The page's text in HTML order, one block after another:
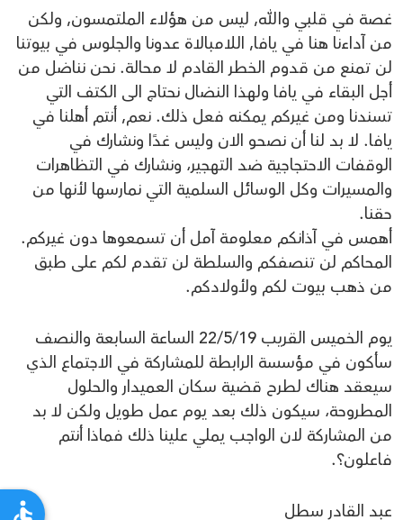
غصة في قلبي والله, ليس من هؤلاء الملتمسون, ولكن
من آداءنا هنا في يافا, اللامبالاة عدونا والجلوس في بيوتنا
لن تمنع من قدوم الخطر القادم لا محالة. نحن نناضل من
أجل البقاء في يافا ولهذا النضال نحتاج الى الكتف التي
تسندنا ومن غيركم يمكنه فعل ذلك. نعم, أنتم أهلنا في
يافا. لا بد لنا أن نصحو الان وليس غدًا ونشارك في
الوقفات الاحتجاجية ضد التهجير، ونشارك في التظاهرات
والمسيرات وكل الوسائل السلمية التي نمارسها لأنها من
حقنا.
أهمس في آذانكم معلومة آمل أن تسمعوها دون غيركم.
المحاكم لن تنصفكم والسلطة لن تقدم لكم على طبق
من ذهب بيوت لكم ولأولادكم.
يوم الخميس القريب 22/5/19 الساعة السابعة والنصف
سأكون في مؤسسة الرابطة للمشاركة في الاجتماع الذي
سيعقد هناك لطرح قضية سكان العميدار والحلول
المطروحة، سيكون ذلك بعد يوم عمل طويل ولكن لا بد
من المشاركة لان الواجب يملي علينا ذلك فماذا أنتم
فاعلون؟.
عبد القادر سطل